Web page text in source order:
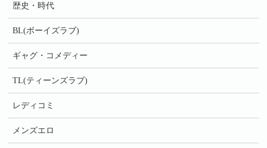
歴史・時代
BL(ボーイズラブ)
ギャグ・コメディー
TL(ティーンズラブ)
レディコミ
メンズエロ